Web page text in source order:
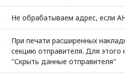
Не обрабатываем адрес, если
При печати расширенных
секцию отправителя. Для этого
"Скрыть данные отправителя"